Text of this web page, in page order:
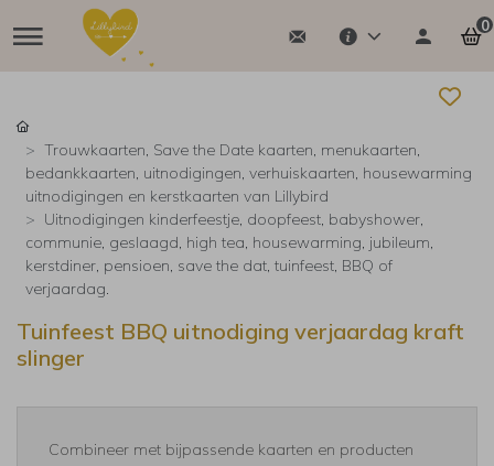
0
Trouwkaarten, Save the Date kaarten, menukaarten,
bedankkaarten, uitnodigingen, verhuiskaarten, housewarming
uitnodigingen en kerstkaarten van Lillybird
Uitnodigingen kinderfeestje, doopfeest, babyshower,
communie, geslaagd, high tea, housewarming, jubileum,
kerstdiner, pensioen, save the dat, tuinfeest, BBQ of
verjaardag.
Tuinfeest BBQ uitnodiging verjaardag kraft
slinger
Combineer met bijpassende kaarten en producten